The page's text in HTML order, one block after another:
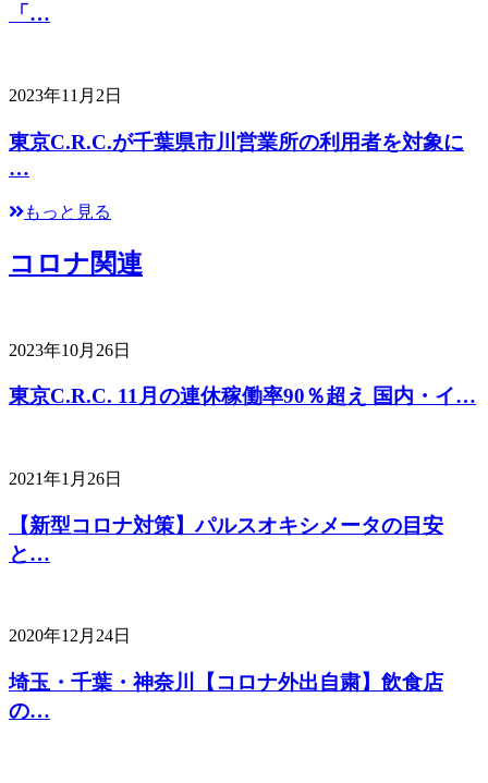
「…
2023年11月2日
東京C.R.C.が千葉県市川営業所の利用者を対象に
…
もっと見る
コロナ関連
2023年10月26日
東京C.R.C. 11月の連休稼働率90％超え 国内・イ…
2021年1月26日
【新型コロナ対策】パルスオキシメータの目安
と…
2020年12月24日
埼玉・千葉・神奈川【コロナ外出自粛】飲食店
の…